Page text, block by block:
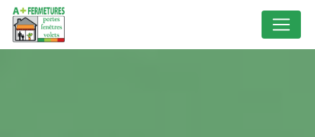
Panneau de gestion des cookies